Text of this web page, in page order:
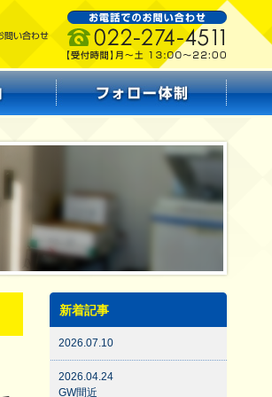
新着記事
2026.07.10
2026.04.24
GW間近